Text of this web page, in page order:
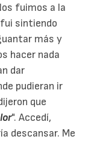
fuimos a la
sintiendo
más y
hacer nada
dar
pudieran ir
que
". Accedí,
descansar. Me